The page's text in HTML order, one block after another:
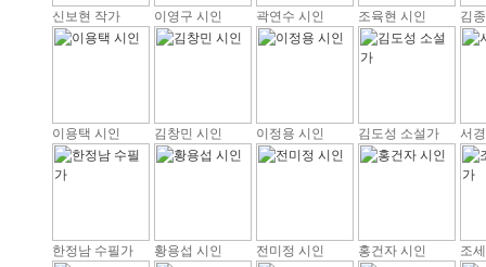
신보현 작가 이영구 시인 곽연수 시인 조육현 시인 김
이용택 시인 김창민 시인 이정용 시인 김도성 소설가 서
한정남 수필가 황용섭 시인 전미정 시인 홍건자 시인 조